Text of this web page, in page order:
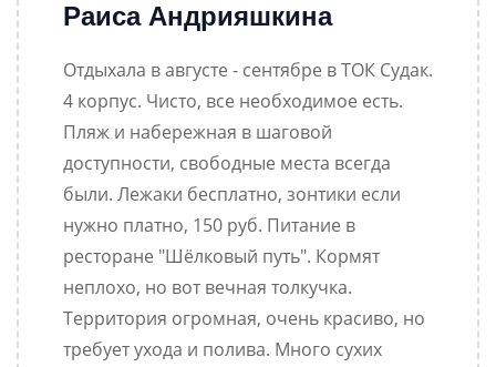
Раиса Андрияшкина
Отдыхала в августе - сентябре в ТОК Судак.
4 корпус. Чисто, все необходимое есть.
Пляж и набережная в шаговой
доступности, свободные места всегда
были. Лежаки бесплатно, зонтики если
нужно платно, 150 руб. Питание в
ресторане "Шёлковый путь". Кормят
неплохо, но вот вечная толкучка.
Территория огромная, очень красиво, но
требует ухода и полива. Много сухих